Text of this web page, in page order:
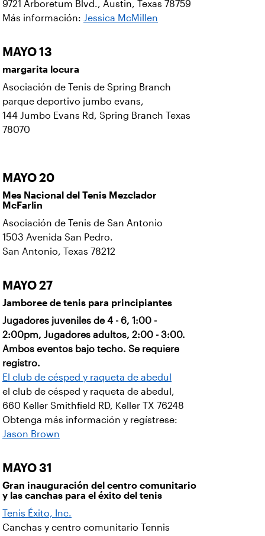
9721 Arboretum Blvd., Austin, Texas 78759
Más información: Jessica McMillen
MAYO 13
margarita locura
Asociación de Tenis de Spring Branch
parque deportivo jumbo evans,
144 Jumbo Evans Rd, Spring Branch Texas
78070
MAYO 20
Mes Nacional del Tenis Mezclador
McFarlin
Asociación de Tenis de San Antonio
1503 Avenida San Pedro.
San Antonio, Texas 78212
MAYO 27
Jamboree de tenis para principiantes
Jugadores juveniles de 4 - 6, 1:00 -
2:00pm, Jugadores adultos, 2:00 - 3:00.
Ambos eventos bajo techo. Se requiere
registro.
El club de césped y raqueta de abedul
el club de césped y raqueta de abedul,
660 Keller Smithfield RD, Keller TX 76248
Obtenga más información y regístrese:
Jason Brown
MAYO 31
Gran inauguración del centro comunitario
y las canchas para el éxito del tenis
Tenis Éxito, Inc.
Canchas y centro comunitario Tennis